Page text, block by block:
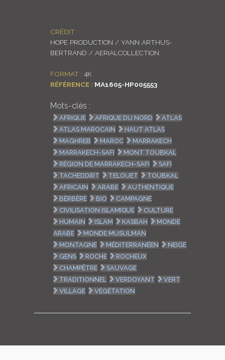
CRÉDIT :
HOPE PRODUCTION / YANN ARTHUS-
BERTRAND / AERIALCOLLECTION
FORMAT : 4K
RÉFÉRENCE : MA1605-HP005553
Mots-clés :
AFRIQUE AFRIQUE DU NORD
ATLAS
ATLAS MAROCAIN
HAUT ATLAS
MAGHREB
MAROC
MARRAKECH
MARRAKECH-SAFI
MONT TOUBKAL
RÉGION DE MARRAKECH-SAFI
SAFI
TACHEDDIRT
TELOUET
TOUBKAL
AFRICAIN
ARABE
AUTHENTIQUE
BÈRBÈRE
BIO
CAMPAGNE
CIVILISATION ISLAMIQUE
CULTURE
HUMAIN
ISLAM KASBAH
MONDE
ARABE
MONDE MUSULMAN
MONTAGNE
MÉDITERRANÉEN
NEIGE
GENS
ROCHE
ROCHEUX
CHAMPÊTRE
SAUVAGE
TRADITIONNEL
VERDOYANT
VERT
VILLAGE
VÉGÉTATION